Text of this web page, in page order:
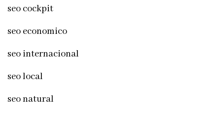
seo cockpit
seo economico
seo internacional
seo local
seo natural